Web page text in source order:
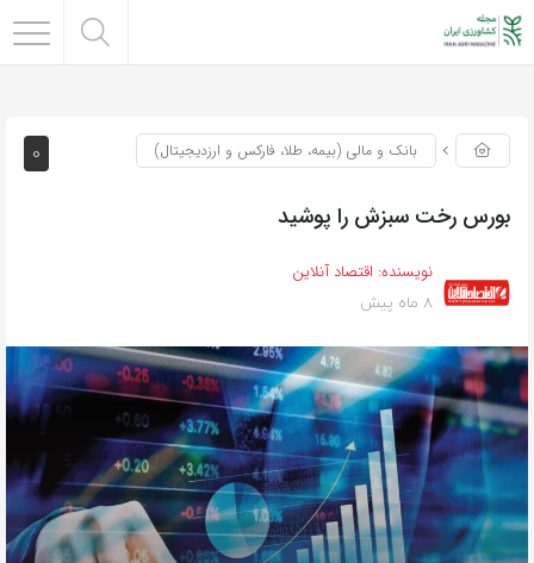
0 بانک و مالی (بیمه، طلا، فارکس و ارزدیجیتال)
بورس رخت سبزش را پوشید
نویسنده: اقتصاد آنلاین
8 ماه پیش